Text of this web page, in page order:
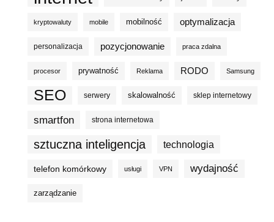
kryptowaluty mobile mobilność optymalizacja
personalizacja pozycjonowanie praca zdalna
procesor prywatność Reklama RODO Samsung
SEO serwery skalowalność sklep internetowy
smartfon strona internetowa
sztuczna inteligencja technologia
telefon komórkowy usługi VPN wydajność
zarządzanie